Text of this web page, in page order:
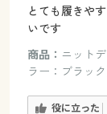
とても履きや
いです
商品： ニット
ラー：ブラック
役に立った